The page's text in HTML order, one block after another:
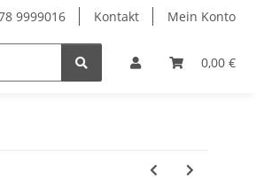
9999016 Kontakt Mein Konto
0,00 €